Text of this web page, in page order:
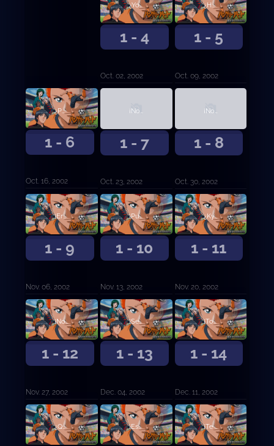
1 - 4
¿Yo? ¿Qué? ¿Defensor?
Oct. 02, 2002
1 - 5
¿Huyendo?
Oct. 09, 2002
1 - 6
¿Por qué tienes que ser un delantero?
Oct. 16, 2002
1 - 7
¡No subestimes el fútbol! Parte 1
Oct. 23, 2002
1 - 8
¡No subestimes el fútbol! Parte 2
Oct. 30, 2002
1 - 9
¡Eres un hombre! ¿De qué te encoges?
Nov. 06, 2002
1 - 10
¡Puedo verlo! ¡Puedo verlo claramente!
Nov. 13, 2002
1 - 11
¿Kyosuke-kun es el punto débil de Akanegaoka?
Nov. 20, 2002
1 - 12
¡No te dejes llevar por las publicaciones!
Nov. 27, 2002
1 - 13
¡Señor de cabeza caliente!
Dec. 04, 2002
1 - 14
¡Todos! ¡Reúnanse en el vestuario!
Dec. 11, 2002
¿Qué es ese tiro? ¡Esto es! ¡No puedo soportarlo más! ¡Te arrastraré fuera ahora mismo!